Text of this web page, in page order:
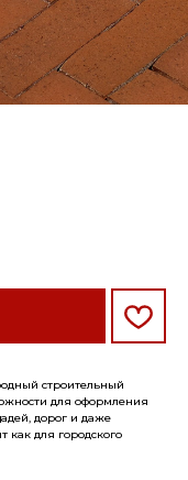
строительный
для оформления
дорог и даже
как для городского